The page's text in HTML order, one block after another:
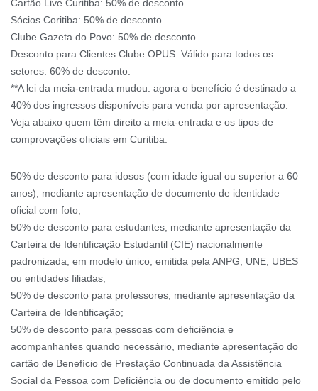
Cartão Live Curitiba: 50% de desconto.
Sócios Coritiba: 50% de desconto.
Clube Gazeta do Povo: 50% de desconto.
Desconto para Clientes Clube OPUS. Válido para todos os
setores. 60% de desconto.
**A lei da meia-entrada mudou: agora o benefício é destinado a
40% dos ingressos disponíveis para venda por apresentação.
Veja abaixo quem têm direito a meia-entrada e os tipos de
comprovações oficiais em Curitiba:
50% de desconto para idosos (com idade igual ou superior a 60
anos), mediante apresentação de documento de identidade
oficial com foto;
50% de desconto para estudantes, mediante apresentação da
Carteira de Identificação Estudantil (CIE) nacionalmente
padronizada, em modelo único, emitida pela ANPG, UNE, UBES
ou entidades filiadas;
50% de desconto para professores, mediante apresentação da
Carteira de Identificação;
50% de desconto para pessoas com deficiência e
acompanhantes quando necessário, mediante apresentação do
cartão de Benefício de Prestação Continuada da Assistência
Social da Pessoa com Deficiência ou de documento emitido pelo